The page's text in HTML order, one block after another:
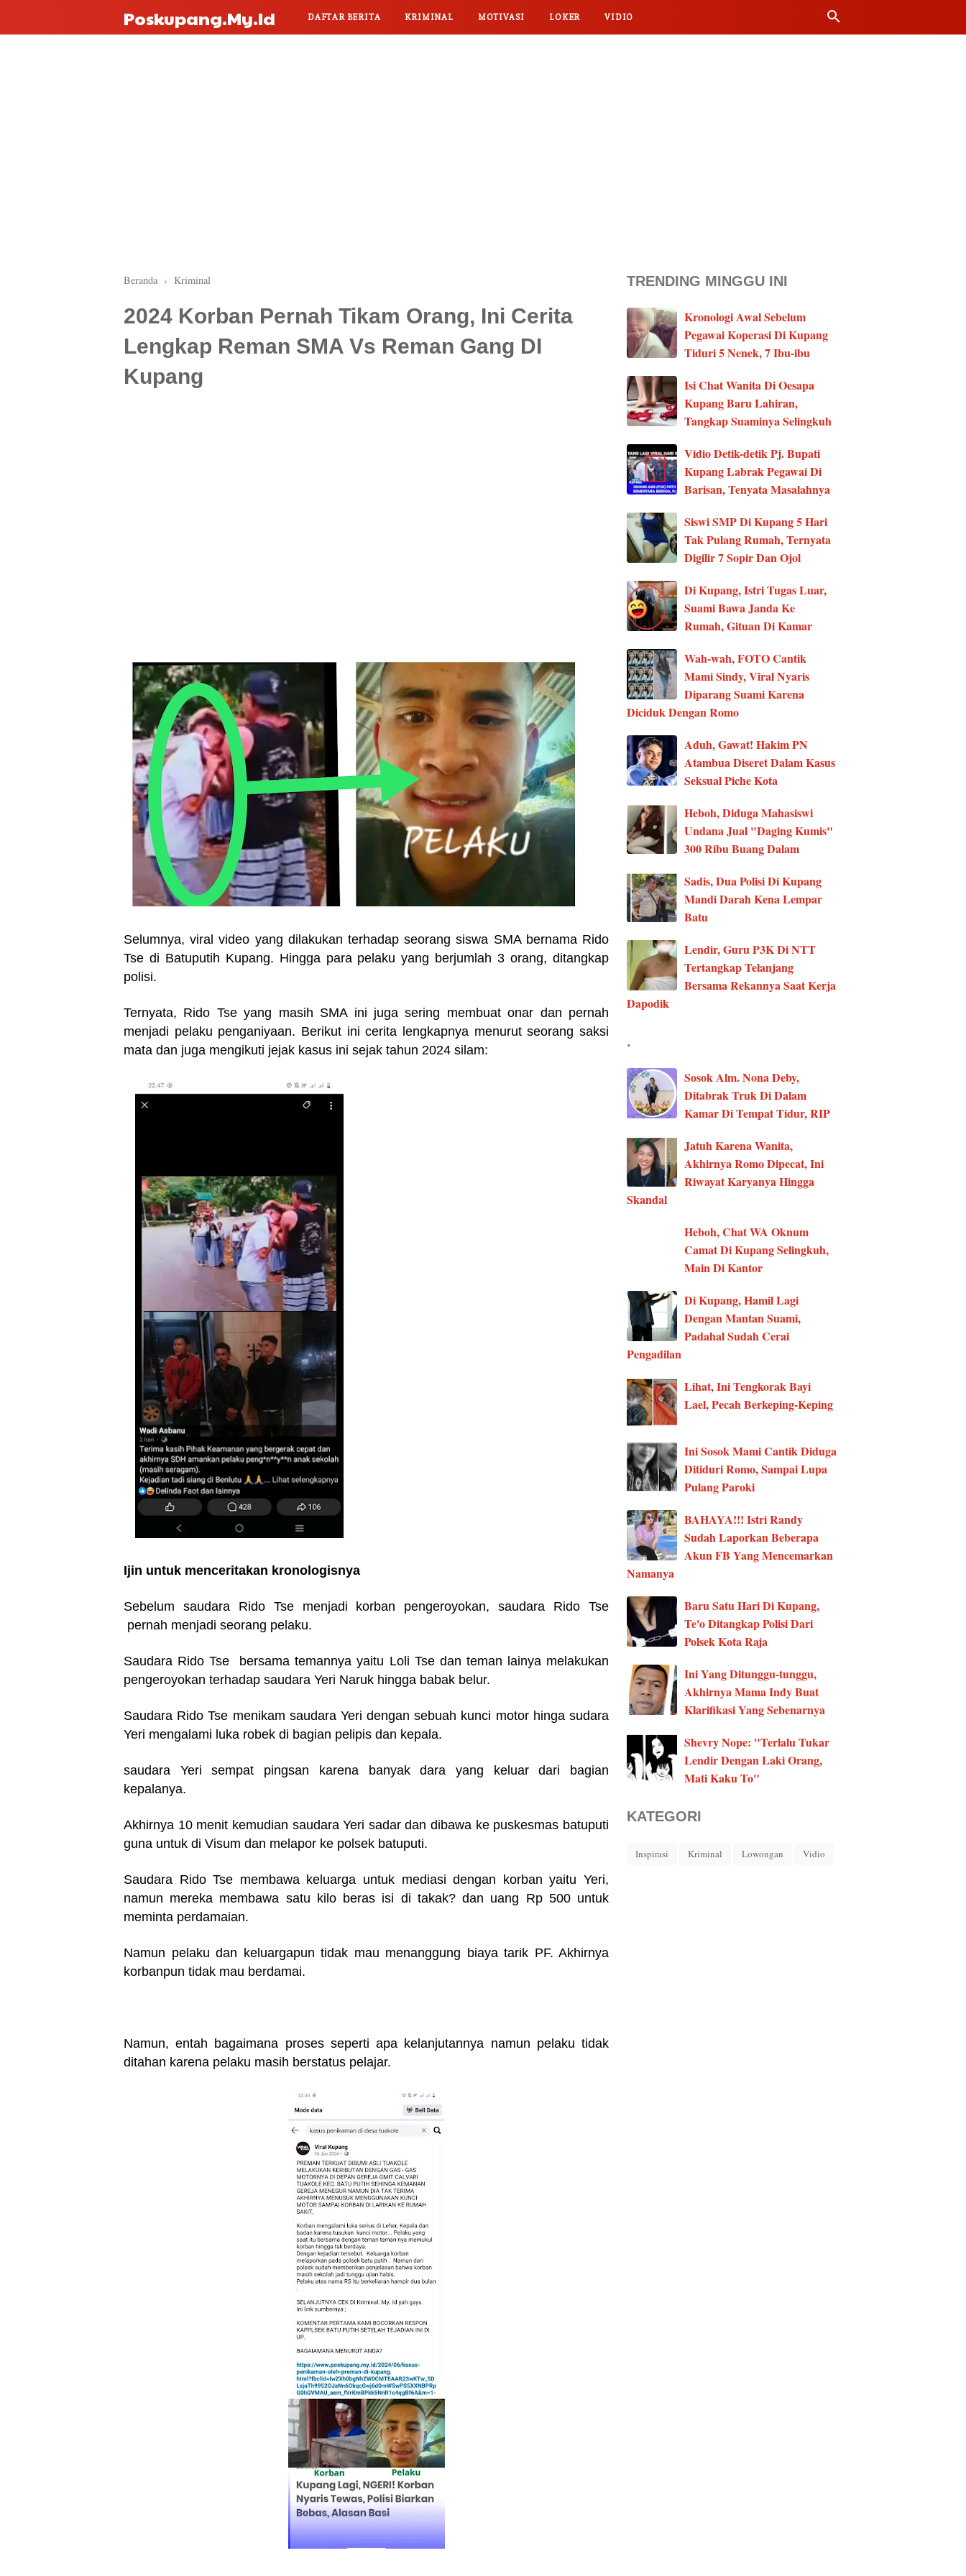
Poskupang.my.id DAFTAR BERITA KRIMINAL MOTIVASI LOKER VIDIO
Beranda › Kriminal
2024 Korban Pernah Tikam Orang, Ini Cerita
Lengkap Reman SMA Vs Reman Gang DI
Kupang
Selumnya, viral video yang dilakukan terhadap seorang siswa SMA bernama Rido
Tse di Batuputih Kupang. Hingga para pelaku yang berjumlah 3 orang, ditangkap
polisi.
Ternyata, Rido Tse yang masih SMA ini juga sering membuat onar dan pernah
menjadi pelaku penganiyaan. Berikut ini cerita lengkapnya menurut seorang saksi
mata dan juga mengikuti jejak kasus ini sejak tahun 2024 silam:
Ijin untuk menceritakan kronologisnya
Sebelum saudara Rido Tse menjadi korban pengeroyokan, saudara Rido Tse
pernah menjadi seorang pelaku.
Saudara Rido Tse
bersama temannya yaitu Loli Tse dan teman lainya melakukan
pengeroyokan terhadap saudara Yeri Naruk hingga babak belur.
Saudara Rido Tse menikam saudara Yeri dengan sebuah kunci motor hinga sudara
Yeri mengalami luka robek di bagian pelipis dan kepala.
saudara Yeri sempat pingsan karena banyak dara yang keluar dari bagian
kepalanya.
Akhirnya 10 menit kemudian saudara Yeri sadar dan dibawa ke puskesmas batuputi
guna untuk di Visum dan melapor ke polsek batuputi.
Saudara Rido Tse membawa keluarga untuk mediasi dengan korban yaitu Yeri,
namun mereka membawa satu kilo beras isi di takak? dan uang Rp 500 untuk
meminta perdamaian.
Namun pelaku dan keluargapun tidak mau menanggung biaya tarik PF. Akhirnya
korbanpun tidak mau berdamai.
Namun, entah bagaimana proses seperti apa kelanjutannya namun pelaku tidak
ditahan karena pelaku masih berstatus pelajar.
TRENDING MINGGU INI
Kronologi Awal Sebelum
Pegawai Koperasi Di Kupang
Tiduri 5 Nenek, 7 Ibu-ibu
Isi Chat Wanita Di Oesapa
Kupang Baru Lahiran,
Tangkap Suaminya Selingkuh
Vidio Detik-detik Pj. Bupati
Kupang Labrak Pegawai Di
Barisan, Tenyata Masalahnya
Siswi SMP Di Kupang 5 Hari
Tak Pulang Rumah, Ternyata
Digilir 7 Sopir Dan Ojol
Di Kupang, Istri Tugas Luar,
Suami Bawa Janda Ke
Rumah, Gituan Di Kamar
Wah-wah, FOTO Cantik
Mami Sindy, Viral Nyaris
Diparang Suami Karena
Diciduk Dengan Romo
Aduh, Gawat! Hakim PN
Atambua Diseret Dalam Kasus
Seksual Piche Kota
Heboh, Diduga Mahasiswi
Undana Jual "Daging Kumis"
300 Ribu Buang Dalam
Sadis, Dua Polisi Di Kupang
Mandi Darah Kena Lempar
Batu
Lendir, Guru P3K Di NTT
Tertangkap Telanjang
Bersama Rekannya Saat Kerja
Dapodik
.
Sosok Alm. Nona Deby,
Ditabrak Truk Di Dalam
Kamar Di Tempat Tidur, RIP
Jatuh Karena Wanita,
Akhirnya Romo Dipecat, Ini
Riwayat Karyanya Hingga
Skandal
Heboh, Chat WA Oknum
Camat Di Kupang Selingkuh,
Main Di Kantor
Di Kupang, Hamil Lagi
Dengan Mantan Suami,
Padahal Sudah Cerai
Pengadilan
Lihat, Ini Tengkorak Bayi
Lael, Pecah Berkeping-Keping
Ini Sosok Mami Cantik Diduga
Ditiduri Romo, Sampai Lupa
Pulang Paroki
BAHAYA!!! Istri Randy
Sudah Laporkan Beberapa
Akun FB Yang Mencemarkan
Namanya
Baru Satu Hari Di Kupang,
Te'o Ditangkap Polisi Dari
Polsek Kota Raja
Ini Yang Ditunggu-tunggu,
Akhirnya Mama Indy Buat
Klarifikasi Yang Sebenarnya
Shevry Nope: "Terlalu Tukar
Lendir Dengan Laki Orang,
Mati Kaku To"
KATEGORI
Inspirasi Kriminal Lowongan Vidio